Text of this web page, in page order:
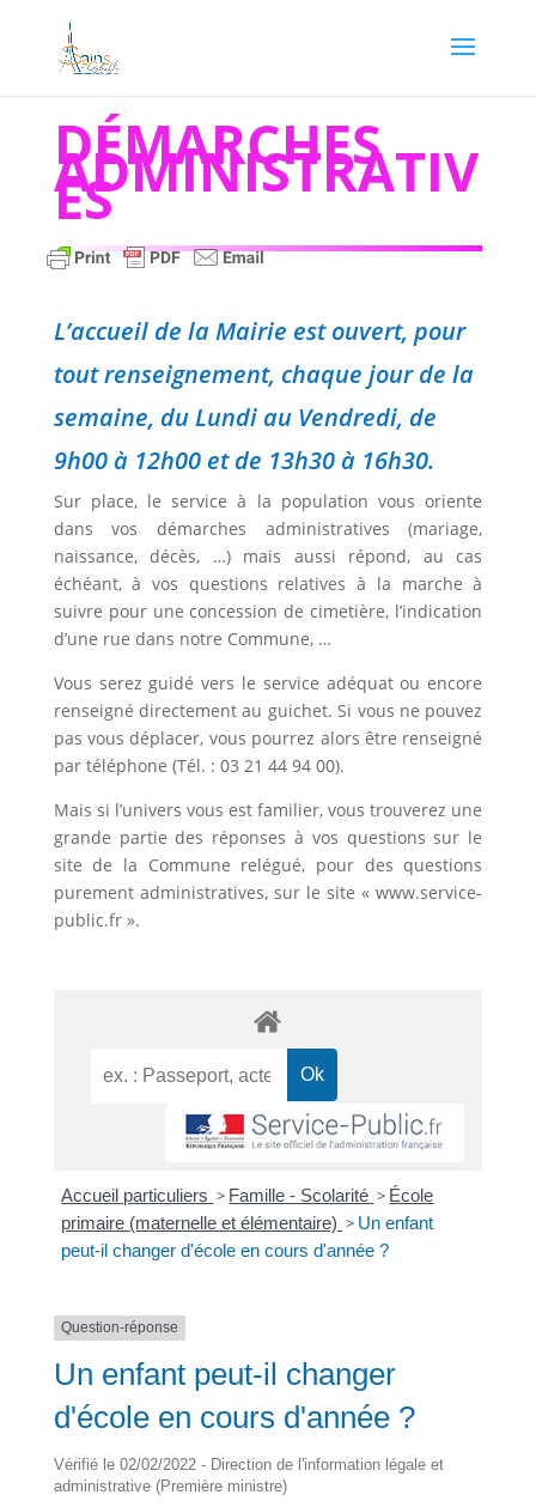
DÉMARCHES
ADMINISTRATIV
ES
L’accueil de la Mairie est ouvert, pour
tout renseignement, chaque jour de la
semaine, du Lundi au Vendredi, de
9h00 à 12h00 et de 13h30 à 16h30.
Sur place, le service à la population vous oriente
dans vos démarches administratives (mariage,
naissance, décès, …) mais aussi répond, au cas
échéant, à vos questions relatives à la marche à
suivre pour une concession de cimetière, l’indication
d’une rue dans notre Commune, …
Vous serez guidé vers le service adéquat ou encore
renseigné directement au guichet. Si vous ne pouvez
pas vous déplacer, vous pourrez alors être renseigné
par téléphone (Tél. : 03 21 44 94 00).
Mais si l’univers vous est familier, vous trouverez une
grande partie des réponses à vos questions sur le
site de la Commune relégué, pour des questions
purement administratives, sur le site « www.service-
public.fr ».
Accueil particuliers > Famille - Scolarité > École
primaire (maternelle et élémentaire) > Un enfant
peut-il changer d'école en cours d'année ?
Question-réponse
Un enfant peut-il changer
d'école en cours d'année ?
Vérifié le 02/02/2022 - Direction de l'information légale et
administrative (Première ministre)